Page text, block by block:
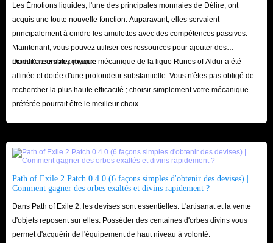
Les Émotions liquides, l'une des principales monnaies de Délire, ont
acquis une toute nouvelle fonction. Auparavant, elles servaient
principalement à oindre les amulettes avec des compétences passives.
Maintenant, vous pouvez utiliser ces ressources pour ajouter des
modificateurs aux joyaux.
Dans l'ensemble, chaque mécanique de la ligue Runes of Aldur a été
affinée et dotée d'une profondeur substantielle. Vous n'êtes pas obligé de
rechercher la plus haute efficacité ; choisir simplement votre mécanique
préférée pourrait être le meilleur choix.
Path of Exile 2 Patch 0.4.0 (6 façons simples d'obtenir des devises) |
Comment gagner des orbes exaltés et divins rapidement ?
Dans Path of Exile 2, les devises sont essentielles. L'artisanat et la vente
d'objets reposent sur elles. Posséder des centaines d'orbes divins vous
permet d'acquérir de l'équipement de haut niveau à volonté.